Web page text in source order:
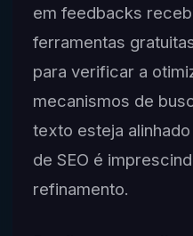
em feedbacks
ferramentas
para verificar a
mecanismos de
texto esteja
de SEO é
refinamento.